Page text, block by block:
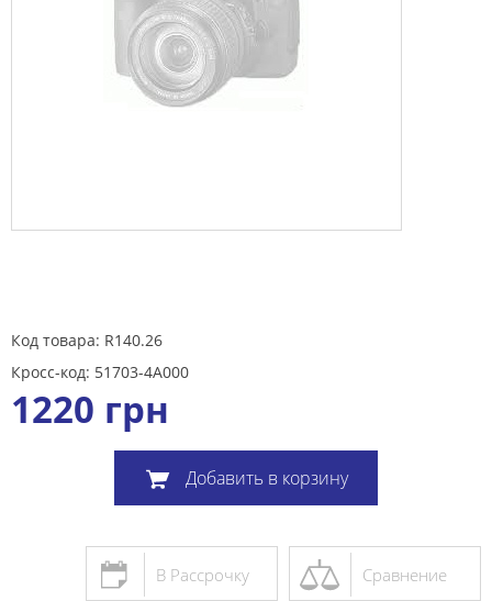
Код товара: R140.26
Кросс-код: 51703-4A000
1220 грн
Добавить в корзину
Сравнение
В Рассрочку